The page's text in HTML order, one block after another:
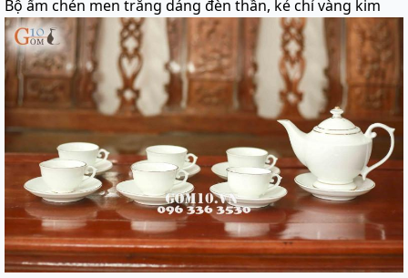
Bộ ấm chén men trắng dáng đèn thần, kẻ chỉ vàng kim